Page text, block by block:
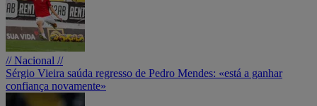
// Nacional //
Sérgio Vieira saúda regresso de Pedro Mendes: «está a ganhar
confiança novamente»